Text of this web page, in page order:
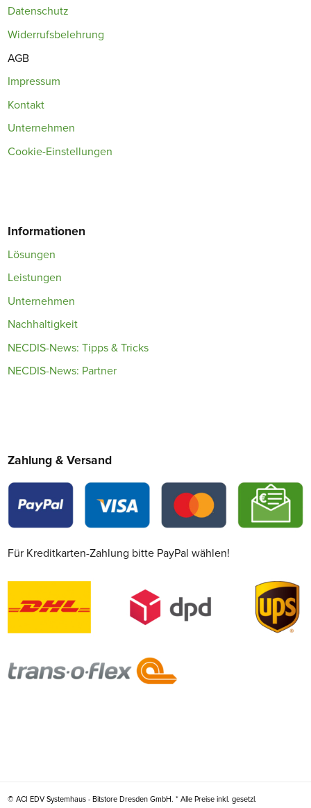
Datenschutz
Widerrufsbelehrung
AGB
Impressum
Kontakt
Unternehmen
Cookie-Einstellungen
Informationen
Lösungen
Leistungen
Unternehmen
Nachhaltigkeit
NECDIS-News: Tipps & Tricks
NECDIS-News: Partner
Zahlung & Versand
Für Kreditkarten-Zahlung bitte PayPal wählen!
© ACI EDV Systemhaus - Bitstore Dresden GmbH. * Alle Preise inkl. gesetzl.